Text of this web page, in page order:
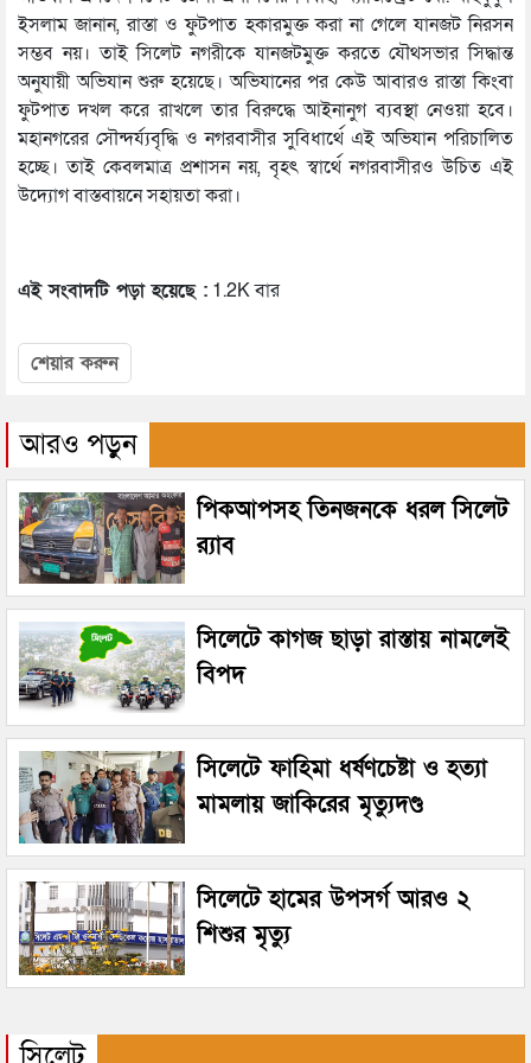
ইসলাম জানান, রাস্তা ও ফুটপাত হকারমুক্ত করা না গেলে যানজট নিরসন
সম্ভব নয়। তাই সিলেট নগরীকে যানজটমুক্ত করতে যৌথসভার সিদ্ধান্ত
অনুযায়ী অভিযান শুরু হয়েছে। অভিযানের পর কেউ আবারও রাস্তা কিংবা
ফুটপাত দখল করে রাখলে তার বিরুদ্ধে আইনানুগ ব্যবস্থা নেওয়া হবে।
মহানগরের সৌন্দর্য্যবৃদ্ধি ও নগরবাসীর সুবিধার্থে এই অভিযান পরিচালিত
হচ্ছে। তাই কেবলমাত্র প্রশাসন নয়, বৃহৎ স্বার্থে নগরবাসীরও উচিত এই
উদ্যোগ বাস্তবায়নে সহায়তা করা।
এই সংবাদটি পড়া হয়েছে : 1.2K বার
শেয়ার করুন
আরও পড়ুন
পিকআপসহ তিনজনকে ধরল সিলেট
র‌্যাব
সিলেটে কাগজ ছাড়া রাস্তায় নামলেই
বিপদ
সিলেটে ফাহিমা ধর্ষণচেষ্টা ও হত্যা
মামলায় জাকিরের মৃত্যুদণ্ড
সিলেটে হামের উপসর্গ আরও ২
শিশুর মৃত্যু